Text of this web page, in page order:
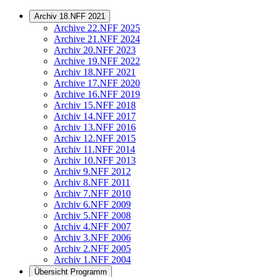
Archiv 18.NFF 2021
Archive 22.NFF 2025
Archive 21.NFF 2024
Archiv 20.NFF 2023
Archive 19.NFF 2022
Archiv 18.NFF 2021
Archive 17.NFF 2020
Archive 16.NFF 2019
Archiv 15.NFF 2018
Archiv 14.NFF 2017
Archiv 13.NFF 2016
Archiv 12.NFF 2015
Archiv 11.NFF 2014
Archiv 10.NFF 2013
Archiv 9.NFF 2012
Archiv 8.NFF 2011
Archiv 7.NFF 2010
Archiv 6.NFF 2009
Archiv 5.NFF 2008
Archiv 4.NFF 2007
Archiv 3.NFF 2006
Archiv 2.NFF 2005
Archiv 1.NFF 2004
Übersicht Programm